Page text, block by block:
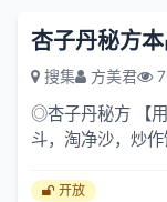
搜集 方美君
◎杏子丹秘方 【用法】 本品久服，可辟谷。制用上粳米三
斗，淘净沙，炒
二味先...
开放